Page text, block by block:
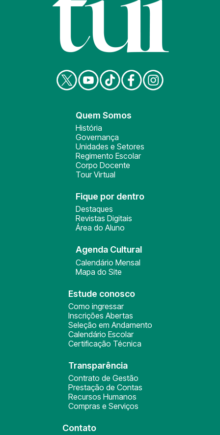
Quem Somos
História
Governança
Unidades e Setores
Regimento Escolar
Corpo Docente
Tour Virtual
Fique por dentro
Destaques
Revistas Digitais
Área do Aluno
Agenda Cultural
Calendário Mensal
Mapa do Site
Estude conosco
Como ingressar
Inscrições Abertas
Seleção em Andamento
Calendário Escolar
Certificação Técnica
Transparência
Contrato de Gestão
Prestação de Contas
Recursos Humanos
Compras e Serviços
Contato